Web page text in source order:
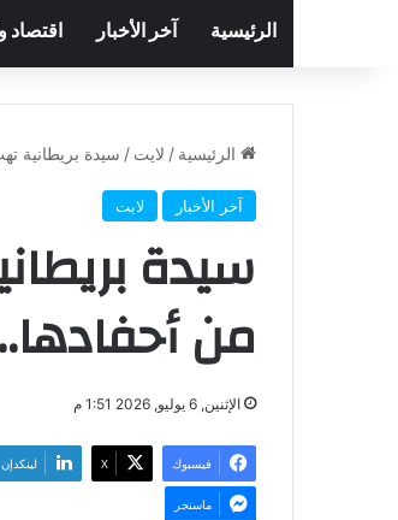
الرئيسية آخر الأخبار اقتصاد
الرئيسية / لايت / سيدة بريطانية
آخر الأخبار لايت
سيدة
من
الإثنين, 6 يوليو, 2026 1:51 م
فيسبوك ‫X لينكدإن
ماسنجر